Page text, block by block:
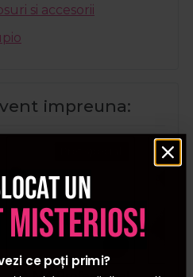
si accesorii
impreuna:
un
ce poți primi?